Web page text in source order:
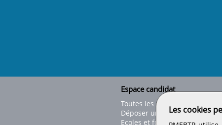
Espace candidat
Toutes les offres
Déposer un CV
Ecoles et formations
Les cookies